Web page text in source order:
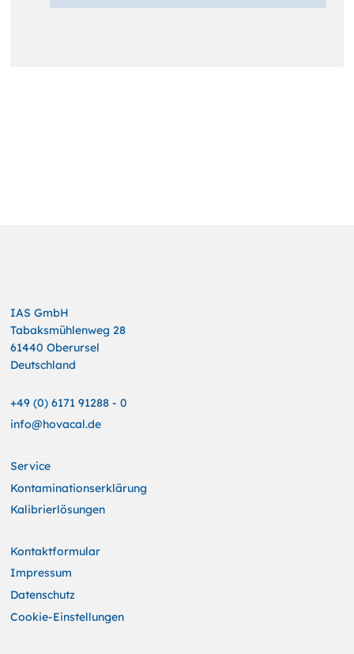
IAS GmbH
Tabaksmühlenweg 28
61440 Oberursel
Deutschland
+49 (0) 6171 91288 - 0
info@hovacal.de
Service
Kontaminationserklärung
Kalibrierlösungen
Kontaktformular
Impressum
Datenschutz
Cookie-Einstellungen